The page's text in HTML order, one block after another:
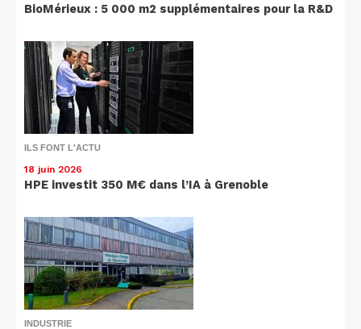
BioMérieux : 5 000 m2 supplémentaires pour la R&D
ILS FONT L'ACTU
18 juin 2026
HPE investit 350 M€ dans l’IA à Grenoble
INDUSTRIE